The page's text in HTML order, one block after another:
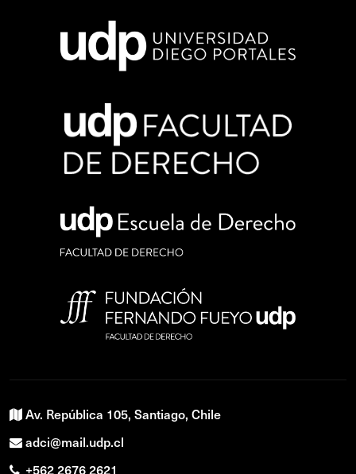
Av. República 105, Santiago, Chile
adci@mail.udp.cl
+562 2676 2621